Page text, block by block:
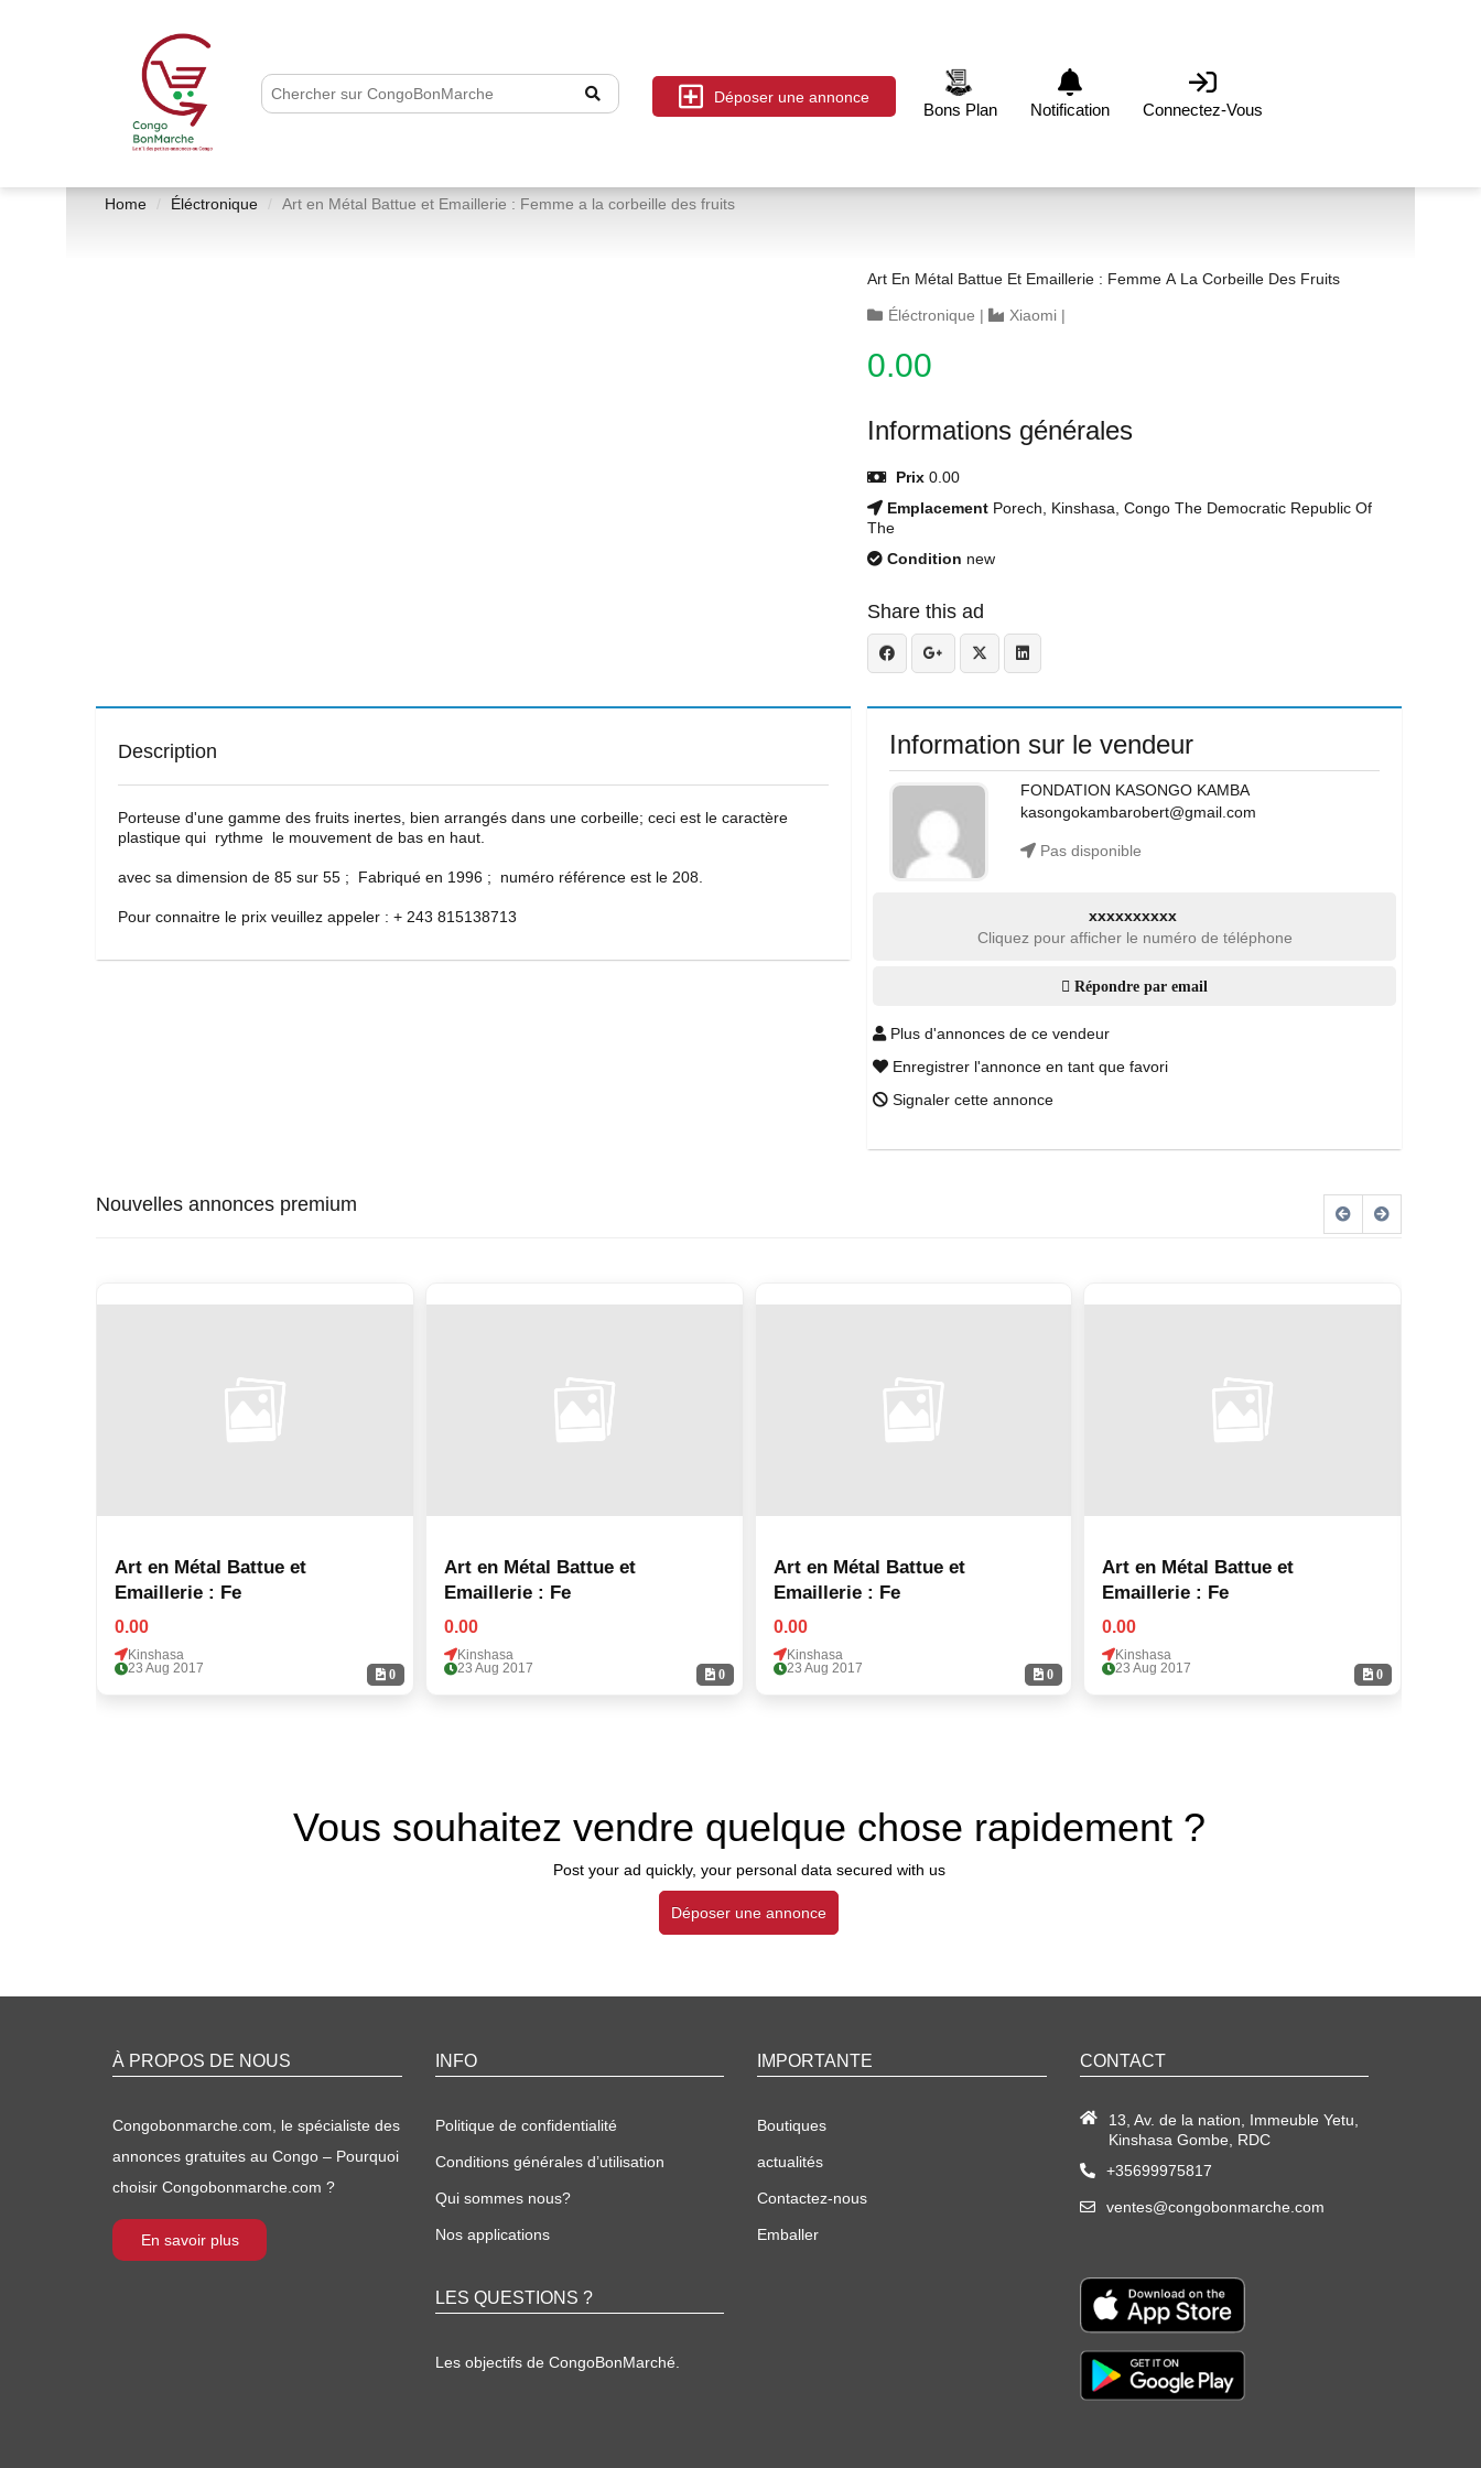
Déposer une annonce
Bons Plan Notification Connectez-Vous
Home Éléctronique Art en Métal Battue et Emaillerie : Femme a la corbeille des fruits
Art En Métal Battue Et Emaillerie : Femme A La Corbeille Des Fruits
Éléctronique | Xiaomi |
0.00
Informations générales
Prix 0.00
Emplacement Porech, Kinshasa, Congo The Democratic Republic Of
The
Condition new
Share this ad
Description
Porteuse d'une gamme des fruits inertes, bien arrangés dans une corbeille; ceci est le caractère
plastique qui rythme le mouvement de bas en haut.
avec sa dimension de 85 sur 55 ; Fabriqué en 1996 ; numéro référence est le 208.
Pour connaitre le prix veuillez appeler : + 243 815138713
Information sur le vendeur
FONDATION KASONGO KAMBA
kasongokambarobert@gmail.com
Pas disponible
xxxxxxxxxx
Cliquez pour afficher le numéro de téléphone
Répondre par email
Plus d'annonces de ce vendeur
Enregistrer l'annonce en tant que favori
Signaler cette annonce
Nouvelles annonces premium
0
Art en Métal Battue et
Emaillerie : Fe
0.00
Kinshasa
23 Aug 2017
0
Art en Métal Battue et
Emaillerie : Fe
0.00
Kinshasa
23 Aug 2017
0
Art en Métal Battue et
Emaillerie : Fe
0.00
Kinshasa
23 Aug 2017
0
Art en Métal Battue et
Emaillerie : Fe
0.00
Kinshasa
23 Aug 2017
Vous souhaitez vendre quelque chose rapidement ?
Post your ad quickly, your personal data secured with us
Déposer une annonce
À PROPOS DE NOUS
Congobonmarche.com, le spécialiste des
annonces gratuites au Congo – Pourquoi
choisir Congobonmarche.com ?
En savoir plus
INFO
Politique de confidentialité
Conditions générales d’utilisation
Qui sommes nous?
Nos applications
LES QUESTIONS ?
Les objectifs de CongoBonMarché.
IMPORTANTE
Boutiques
actualités
Contactez-nous
Emballer
CONTACT
13, Av. de la nation, Immeuble Yetu,
Kinshasa Gombe, RDC
+35699975817
ventes@congobonmarche.com